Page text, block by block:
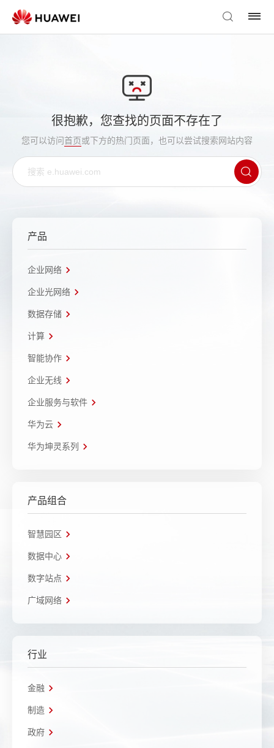
很抱歉，您查找的页面不存在了
您可以访问首页或下方的热门页面，也可以尝试搜索网站内容
产品
企业网络
企业光网络
数据存储
计算
智能协作
企业无线
企业服务与软件
华为云
华为坤灵系列
产品组合
智慧园区
数据中心
数字站点
广域网络
行业
金融
制造
政府